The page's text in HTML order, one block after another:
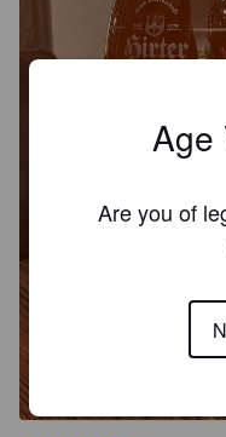
Age
Are you of